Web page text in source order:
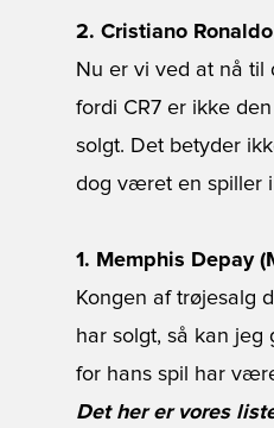
2. Cristiano
Nu er vi ved at nå til
fordi CR7 er ikke
solgt. Det betyder
dog været en spiller
1. Memphis Depay
Kongen af trøjesalg
har solgt, så kan
for hans spil har
Det her er vores